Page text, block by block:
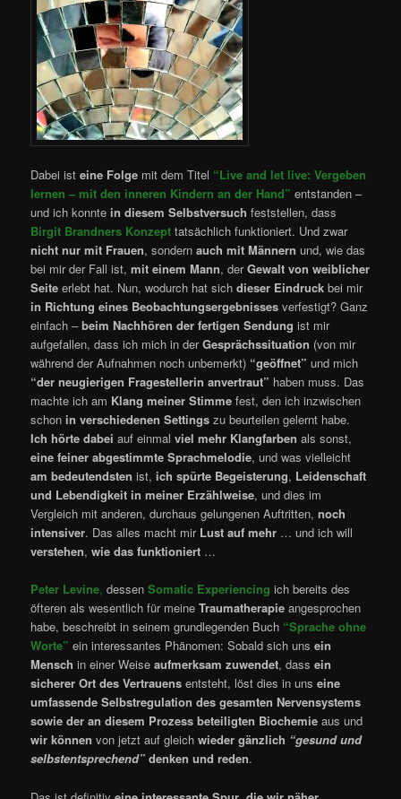
Dabei isteine Folge mit dem Titel “Live and let live: Vergeben
lernen – mit den inneren Kindern an der Hand” entstanden –
und ich konnte in diesem Selbstversuch feststellen, dass
Birgit Brandners Konzept tatsächlich funktioniert. Und zwar
nicht nur mit Frauen, sondernauch mit Männern und, wie das
bei mir der Fall ist,mit einem Mann, derGewalt von weiblicher
Seite erlebt hat. Nun, wodurch hat sichdieser Eindruck bei mir
in Richtung eines Beobachtungsergebnisses verfestigt? Ganz
einfach –beim Nachhören der fertigen Sendung ist mir
aufgefallen, dass ich mich in derGesprächssituation (von mir
während der Aufnahmen noch unbemerkt) “geöffnet” und mich
“der neugierigen Fragestellerin anvertraut” haben muss. Das
machte ich am Klang meiner Stimme fest, den ich inzwischen
schon in verschiedenen Settings zu beurteilen gelernt habe.
Ich hörte dabei auf einmalviel mehr Klangfarben als sonst,
eine feiner abgestimmte Sprachmelodie, und was vielleicht
am bedeutendsten ist, ich spürte Begeisterung, Leidenschaft
und Lebendigkeit in meiner Erzählweise, und dies im
Vergleich mit anderen, durchaus gelungenen Auftritten,noch
intensiver. Das alles macht mir Lust auf mehr … und ich will
verstehen,wie das funktioniert …
Peter Levine, dessenSomatic Experiencing ich bereits des
öfteren als wesentlich für meineTraumatherapie angesprochen
habe, beschreibt in seinem grundlegenden Buch “Sprache ohne
Worte” ein interessantes Phänomen: Sobald sich unsein
Mensch in einer Weiseaufmerksam zuwendet, dassein
sicherer Ort des Vertrauens entsteht, löst dies in unseine
umfassende Selbstregulation des gesamten Nervensystems
sowie der an diesem Prozess beteiligten Biochemie aus und
wir können von jetzt auf gleichwieder gänzlich “gesund und
selbstentsprechend” denken und reden.